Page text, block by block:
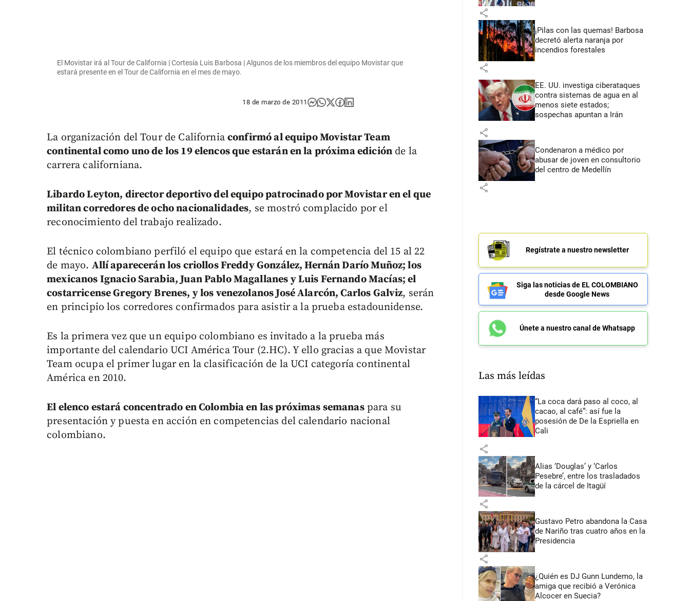
El Movistar irá al Tour de California | Cortesía Luis Barbosa | Algunos de los miembros del equipo Movistar que
estará presente en el Tour de California en el mes de mayo.
18 de marzo de 2011
La organización del Tour de Californiaconfirmó al equipo Movistar Team
continental como uno de los 19 elencos que estarán en la próxima edición de la
carrera californiana.
Libardo Leyton, director deportivo del equipo patrocinado por Movistar en el que
militan corredores de ocho nacionalidades, se mostró complacido por el
reconocimiento del trabajo realizado.
El técnico colombiano perfiló el equipo que estará en la competencia del 15 al 22
de mayo. Allí aparecerán los criollos Freddy González, Hernán Darío Muñoz; los
mexicanos Ignacio Sarabia, Juan Pablo Magallanes y Luis Fernando Macías; el
costarricense Gregory Brenes, y los venezolanos José Alarcón, Carlos Galviz, serán
en principio los corredores confirmados para asistir a la prueba estadounidense.
Es la primera vez que un equipo colombiano es invitado a la prueba más
importante del calendario UCI América Tour (2.HC). Y ello gracias a que Movistar
Team ocupa el primer lugar en la clasificación de la UCI categoría continental
América en 2010.
El elenco estará concentrado en Colombia en las próximas semanaspara su
presentación y puesta en acción en competencias del calendario nacional
colombiano.
share
¡Pilas con las quemas! Barbosa
decretó alerta naranja por
incendios forestales
share
EE. UU. investiga ciberataques
contra sistemas de agua en al
menos siete estados;
sospechas apuntan a Irán
share
Condenaron a médico por
abusar de joven en consultorio
del centro de Medellín
share
Regístrate a nuestro newsletter
Siga las noticias de EL COLOMBIANO
desde Google News
Únete a nuestro canal de Whatsapp
Las más leídas
“La coca dará paso al coco, al
cacao, al café”: así fue la
posesión de De la Espriella en
Cali
share
Alias ‘Douglas’ y ‘Carlos
Pesebre’, entre los trasladados
de la cárcel de Itagüí
share
Gustavo Petro abandona la Casa
de Nariño tras cuatro años en la
Presidencia
share
¿Quién es DJ Gunn Lundemo, la
amiga que recibió a Verónica
Alcocer en Suecia?